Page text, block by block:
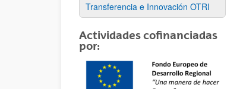
Transferencia e Innovación OTRI
Actividades cofinanciadas
por: